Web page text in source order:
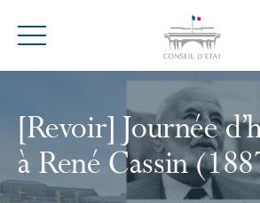
Menu
[Revoir] Journée
à René Cassin